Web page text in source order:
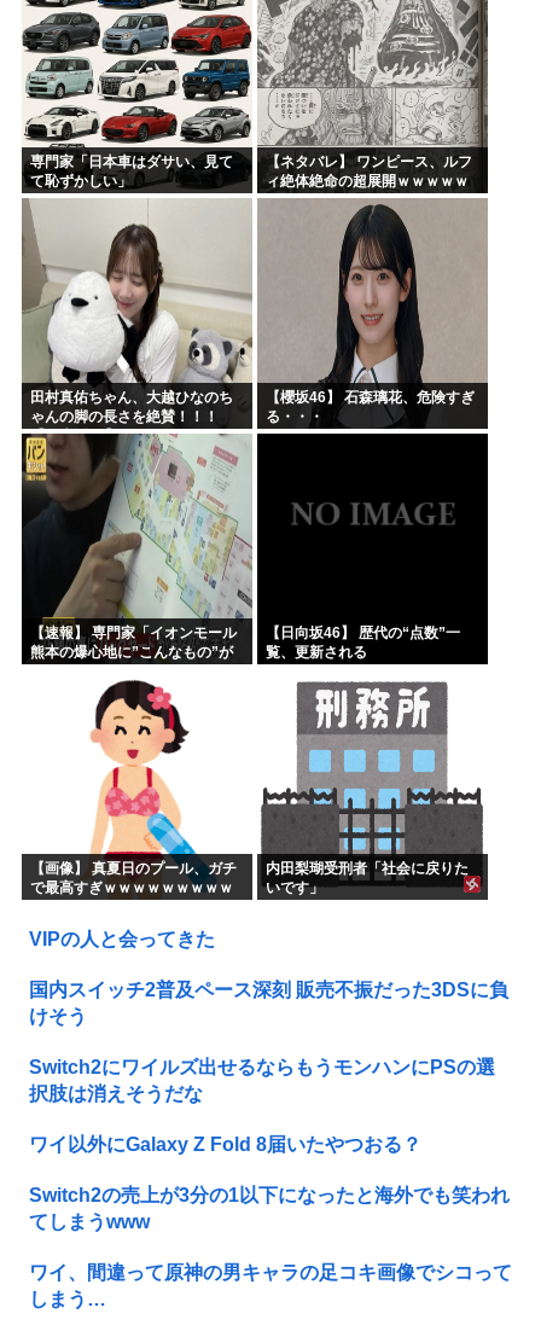
専門家「日本車はダサい、見て
て恥ずかしい」
【ネタバレ】 ワンピース、ルフ
ィ絶体絶命の超展開ｗｗｗｗｗ
ｗｗｗｗｗｗｗｗｗｗｗｗｗｗ
ｗｗｗｗｗｗｗｗｗｗｗｗｗｗ
ｗｗｗｗｗｗｗｗｗｗｗｗ...
田村真佑ちゃん、大越ひなのち
ゃんの脚の長さを絶賛！！！
【乃木坂46】
【櫻坂46】 石森璃花、危険すぎ
る・・・
【速報】 専門家「イオンモール
熊本の爆心地に”こんなもの”が
【日向坂46】 歴代の“点数”一
覧、更新される
【画像】 真夏日のプール、ガチ
で最高すぎｗｗｗｗｗｗｗｗｗ
内田梨瑚受刑者「社会に戻りた
いです」
VIPの人と会ってきた
国内スイッチ2普及ペース深刻 販売不振だった3DSに負
けそう
Switch2にワイルズ出せるならもうモンハンにPSの選
択肢は消えそうだな
ワイ以外にGalaxy Z Fold 8届いたやつおる？
Switch2の売上が3分の1以下になったと海外でも笑われ
てしまうwww
ワイ、間違って原神の男キャラの足コキ画像でシコって
しまう…